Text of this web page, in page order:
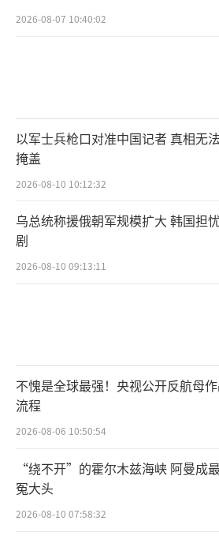
2026-08-07 10:40:02
以军士兵枪口对准中国记者 真相无
掩盖
2026-08-10 10:12:32
乌总统称援俄朝军规模扩大 韩国担
剧
2026-08-10 09:13:11
不愧是全球最强！央视公开反航母
流程
2026-08-06 10:50:54
“绕不开”的霍尔木兹海峡 阿曼成
冤大头
2026-08-10 07:58:32